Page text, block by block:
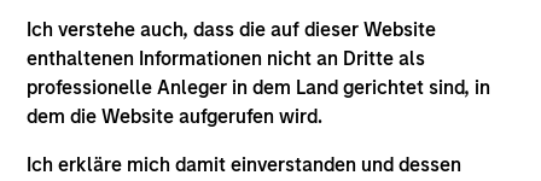
Ich verstehe auch, dass die auf dieser Website
enthaltenen Informationen nicht an Dritte als
professionelle Anleger in dem Land gerichtet sind, in
dem die Website aufgerufen wird.
Ich erkläre mich damit einverstanden und dessen
High Yield Team